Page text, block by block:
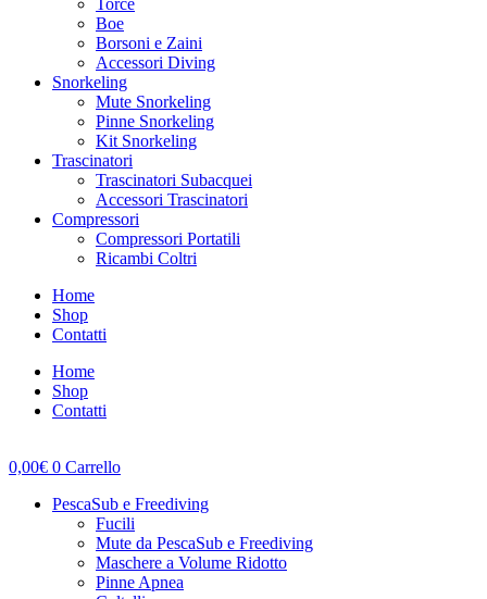
Torce
Boe
Borsoni e Zaini
Accessori Diving
Snorkeling
Mute Snorkeling
Pinne Snorkeling
Kit Snorkeling
Trascinatori
Trascinatori Subacquei
Accessori Trascinatori
Compressori
Compressori Portatili
Ricambi Coltri
Home
Shop
Contatti
Home
Shop
Contatti
0,00€ 0 Carrello
PescaSub e Freediving
Fucili
Mute da PescaSub e Freediving
Maschere a Volume Ridotto
Pinne Apnea